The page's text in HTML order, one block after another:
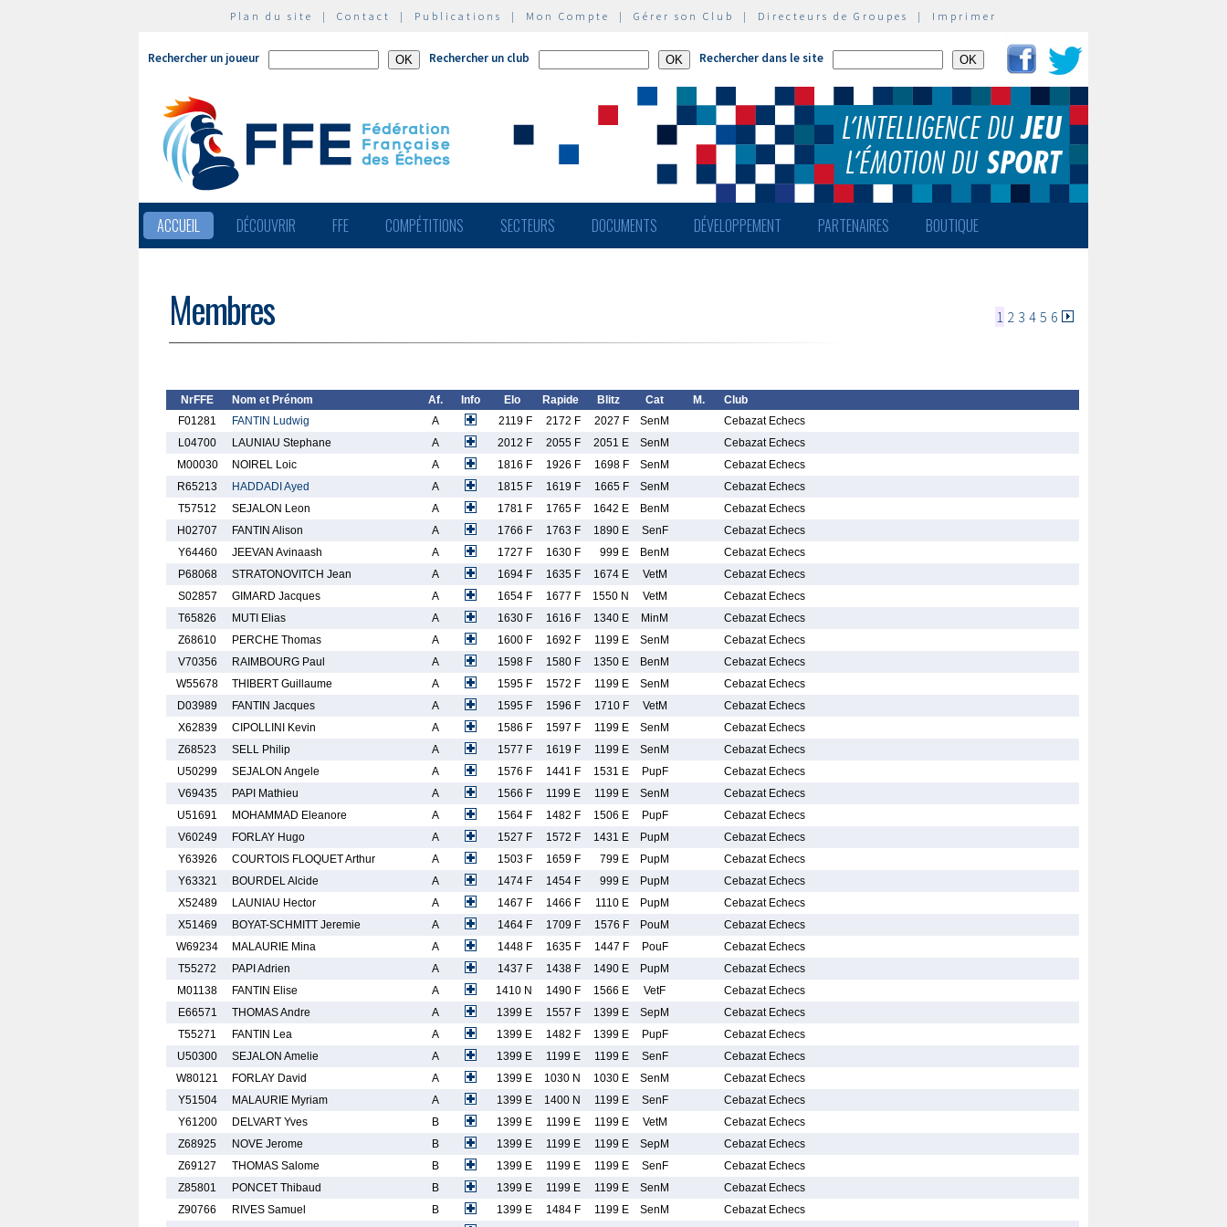
Plan du site | Contact | Publications | Mon Compte | Gérer son Club | Directeurs de Groupes | Imprimer
Rechercher un joueur Rechercher un club Rechercher dans le site
ACCUEIL DÉCOUVRIR FFE COMPÉTITIONS SECTEURS DOCUMENTS DÉVELOPPEMENT PARTENAIRES BOUTIQUE
Membres 1 2 3 4 5 6
NrFFE Nom et Prénom Af. Info Elo Rapide Blitz Cat M.
Club
F01281
FANTIN Ludwig A 2119 F 2172 F 2027 F SenM
Cebazat Echecs
L04700
LAUNIAU Stephane A 2012 F 2055 F 2051 E SenM
Cebazat Echecs
M00030
NOIREL Loic A 1816 F 1926 F 1698 F SenM
Cebazat Echecs
R65213
HADDADI Ayed A 1815 F 1619 F 1665 F SenM
Cebazat Echecs
T57512
SEJALON Leon A 1781 F 1765 F 1642 E BenM
Cebazat Echecs
H02707
FANTIN Alison A 1766 F 1763 F 1890 E SenF
Cebazat Echecs
Y64460
JEEVAN Avinaash A 1727 F 1630 F 999 E BenM
Cebazat Echecs
P68068
STRATONOVITCH Jean A 1694 F 1635 F 1674 E VetM
Cebazat Echecs
S02857
GIMARD Jacques A 1654 F 1677 F 1550 N VetM
Cebazat Echecs
T65826
MUTI Elias A 1630 F 1616 F 1340 E MinM
Cebazat Echecs
Z68610
PERCHE Thomas A 1600 F 1692 F 1199 E SenM
Cebazat Echecs
V70356
RAIMBOURG Paul A 1598 F 1580 F 1350 E BenM
Cebazat Echecs
W55678
THIBERT Guillaume A 1595 F 1572 F 1199 E SenM
Cebazat Echecs
D03989
FANTIN Jacques A 1595 F 1596 F 1710 F VetM
Cebazat Echecs
X62839
CIPOLLINI Kevin A 1586 F 1597 F 1199 E SenM
Cebazat Echecs
Z68523
SELL Philip A 1577 F 1619 F 1199 E SenM
Cebazat Echecs
U50299
SEJALON Angele A 1576 F 1441 F 1531 E PupF
Cebazat Echecs
V69435
PAPI Mathieu A 1566 F 1199 E 1199 E SenM
Cebazat Echecs
U51691
MOHAMMAD Eleanore A 1564 F 1482 F 1506 E PupF
Cebazat Echecs
V60249
FORLAY Hugo A 1527 F 1572 F 1431 E PupM
Cebazat Echecs
Y63926
COURTOIS FLOQUET Arthur A 1503 F 1659 F 799 E PupM
Cebazat Echecs
Y63321
BOURDEL Alcide A 1474 F 1454 F 999 E PupM
Cebazat Echecs
X52489
LAUNIAU Hector A 1467 F 1466 F 1110 E PupM
Cebazat Echecs
X51469
BOYAT-SCHMITT Jeremie A 1464 F 1709 F 1576 F PouM
Cebazat Echecs
W69234
MALAURIE Mina A 1448 F 1635 F 1447 F PouF
Cebazat Echecs
T55272
PAPI Adrien A 1437 F 1438 F 1490 E PupM
Cebazat Echecs
M01138
FANTIN Elise A 1410 N 1490 F 1566 E VetF
Cebazat Echecs
E66571
THOMAS Andre A 1399 E 1557 F 1399 E SepM
Cebazat Echecs
T55271
FANTIN Lea A 1399 E 1482 F 1399 E PupF
Cebazat Echecs
U50300
SEJALON Amelie A 1399 E 1199 E 1199 E SenF
Cebazat Echecs
W80121
FORLAY David A 1399 E 1030 N 1030 E SenM
Cebazat Echecs
Y51504
MALAURIE Myriam A 1399 E 1400 N 1199 E SenF
Cebazat Echecs
Y61200
DELVART Yves B 1399 E 1199 E 1199 E VetM
Cebazat Echecs
Z68925
NOVE Jerome B 1399 E 1199 E 1199 E SepM
Cebazat Echecs
Z69127
THOMAS Salome B 1399 E 1199 E 1199 E SenF
Cebazat Echecs
Z85801
PONCET Thibaud B 1399 E 1199 E 1199 E SenM
Cebazat Echecs
Z90766
RIVES Samuel B 1399 E 1484 F 1199 E SenM
Cebazat Echecs